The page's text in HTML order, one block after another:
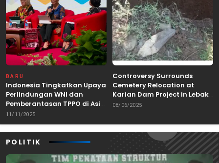
BARU
Indonesia Tingkatkan Upaya
Perlindungan WNI dan
Pemberantasan TPPO di Asia
Tenggara
11/11/2025
Controversy Surrounds
Cemetery Relocation at
Karian Dam Project in Lebak,
Banten
08/06/2025
POLITIK